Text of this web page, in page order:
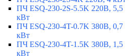
ПЧ ESQ-230-2S-5.5K 220В, 5,5
кВт
ПЧ ESQ-230-4T-0.7K 380В, 0,7
кВт
ПЧ ESQ-230-4T-1.5K 380В, 1,5
кВт